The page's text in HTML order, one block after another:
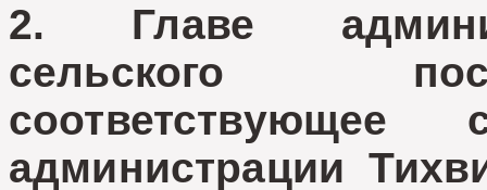
2. Главе
сельского
администрации